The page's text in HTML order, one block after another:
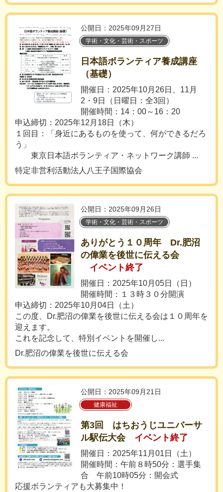
公開日：2025年09月27日
学術・文化・芸術・スポーツ
日本語ボランティア養成講座
（基礎）
開催日：2025年10月26日、11月
2・9日（日曜日：全3回）
開催時間：14：00～16：20
申込締切：2025年12月18日（木）
１回目：「身近にあるものを使って、何ができるだろ
う」
東京日本語ボランティア・ネットワーク講師 ...
特定非営利活動法人八王子国際協会
公開日：2025年09月26日
学術・文化・芸術・スポーツ
ありがとう１０周年 Dr.肥沼
の偉業を後世に伝える会
イベント終了
開催日：2025年10月05日（日）
開催時間：１３時３０分開演
申込締切：2025年10月04日（土）
この度、Dr.肥沼の偉業を後世に伝える会は１０周年を
迎えます。
これを記念して、特別イベントを開催し...
Dr.肥沼の偉業を後世に伝える会
公開日：2025年09月21日
健康福祉
第3回 はちおうじユニバーサ
ル駅伝大会
イベント終了
開催日：2025年11月01日（土）
開催時間：午前８時50分：選手集
合 午前10時05分：開会式
応援ボランティアも大募集中！